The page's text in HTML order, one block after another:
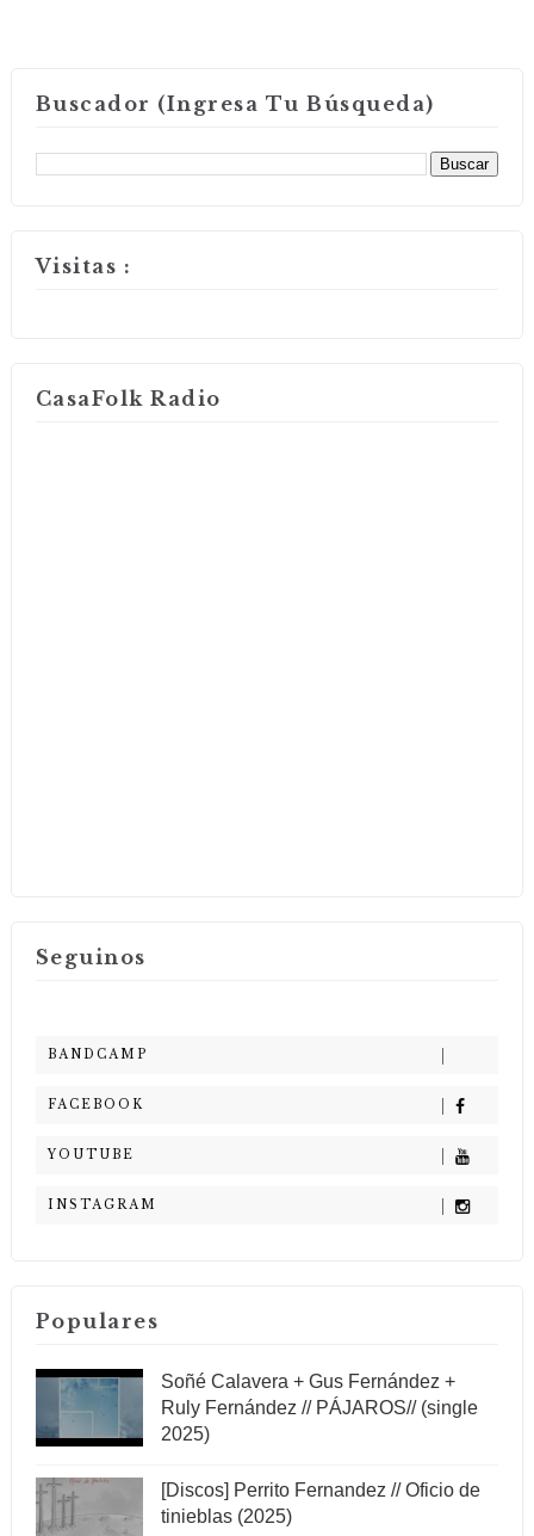
Buscador (Ingresa Tu Búsqueda)
Visitas :
CasaFolk Radio
Seguinos
BANDCAMP
FACEBOOK
YOUTUBE
INSTAGRAM
Populares
Soñé Calavera + Gus Fernández +
Ruly Fernández // PÁJAROS// (single
2025)
[Discos] Perrito Fernandez // Oficio de
tinieblas (2025)